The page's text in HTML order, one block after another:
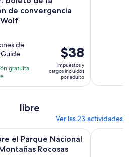
de convergencia
de
gratuita
El
precio
es
de
$38
impuestos y
cargos incluidos
por adulto
libre
Ver las 23 actividades
el Parque Nacional
Rocosas
de las Montañas RocosasDenver: